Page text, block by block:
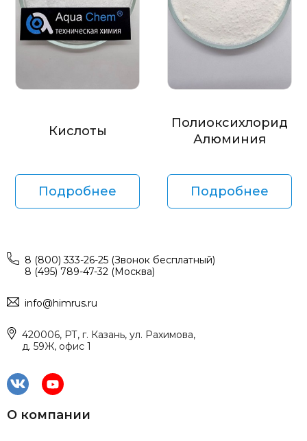
Кислоты
Подробнее
Полиоксихлорид
Алюминия
Подробнее
8 (800) 333-26-25 (Звонок бесплатный)
8 (495) 789-47-32 (Москва)
info@himrus.ru
420006, РТ, г. Казань, ул. Рахимова,
д. 59Ж, офис 1
О компании